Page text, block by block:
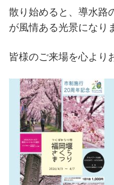
散り始めると、導水路
が風情ある光景になり
皆様のご来場を心より